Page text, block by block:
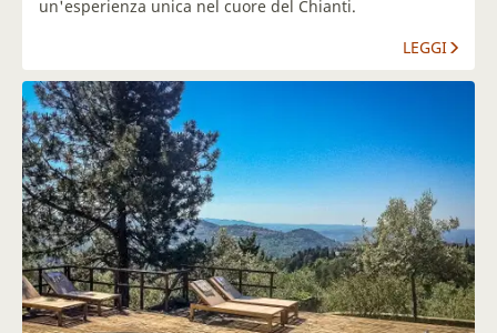
un'esperienza unica nel cuore del Chianti.
LEGGI